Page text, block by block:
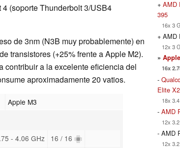
(soporte Thunderbolt 3/USB4
de 3nm (N3B muy probablemente) en
transistores (+25% frente a Apple M2).
contribuir a la excelente eficiencia del
aproximadamente 20 vatios.
Apple M3
- 4.06 GHz 16 / 16
+ AMD
395
16x 3
+ AMD
12x 3
»
16x
-
Elite
18x
- AMD
12x
- AMD
12x